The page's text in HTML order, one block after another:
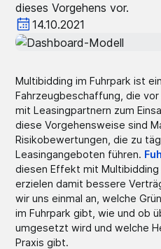
dieses Vorgehens vor.
14.10.2021
Multibidding im Fuhrpark ist
Fahrzeugbeschaffung, die
mit Leasingpartnern zum
diese Vorgehensweise sind
Risikobewertungen, die zu
Leasingangeboten führen.
diesen Effekt mit Multibidding
erzielen damit bessere
wir uns einmal an, welche
im Fuhrpark gibt, wie und ob
umgesetzt wird und welche
Praxis gibt.